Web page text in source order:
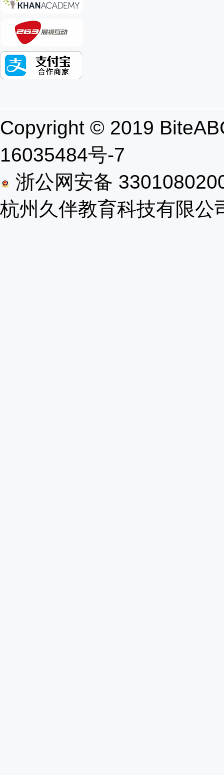
Copyright © 2019
16035484号-7
浙公网安备
杭州久伴教育科技有限公